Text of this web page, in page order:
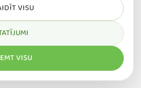
iela 16b, Rīga, LV1039
VISU
VISU